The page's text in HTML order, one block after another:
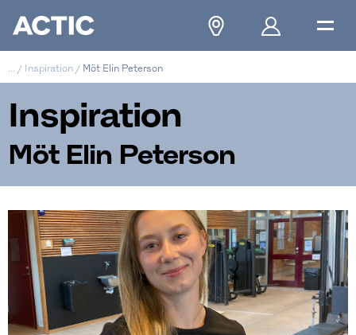
/ Inspiration / Möt Elin Peterson
Inspiration
Möt Elin Peterson